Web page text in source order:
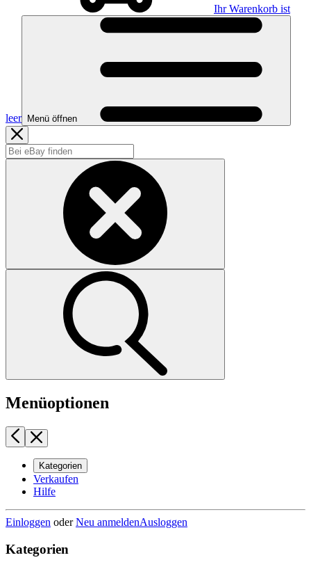
Ihr Warenkorb ist
leer Menü öffnen
Menüoptionen
Kategorien
Verkaufen
Hilfe
Einloggen oderNeu anmeldenAusloggen
Kategorien